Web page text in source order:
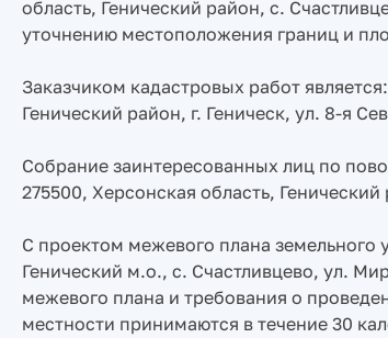
область, Генический район, с.
уточнению местоположения границ и
Заказчиком кадастровых работ
Генический район, г. Геническ, ул. 8-я
Собрание заинтересованных лиц по
275500, Херсонская область,
С проектом межевого плана земельного
Генический м.о., с. Счастливцево, ул.
межевого плана и требования о
местности принимаются в течение 30